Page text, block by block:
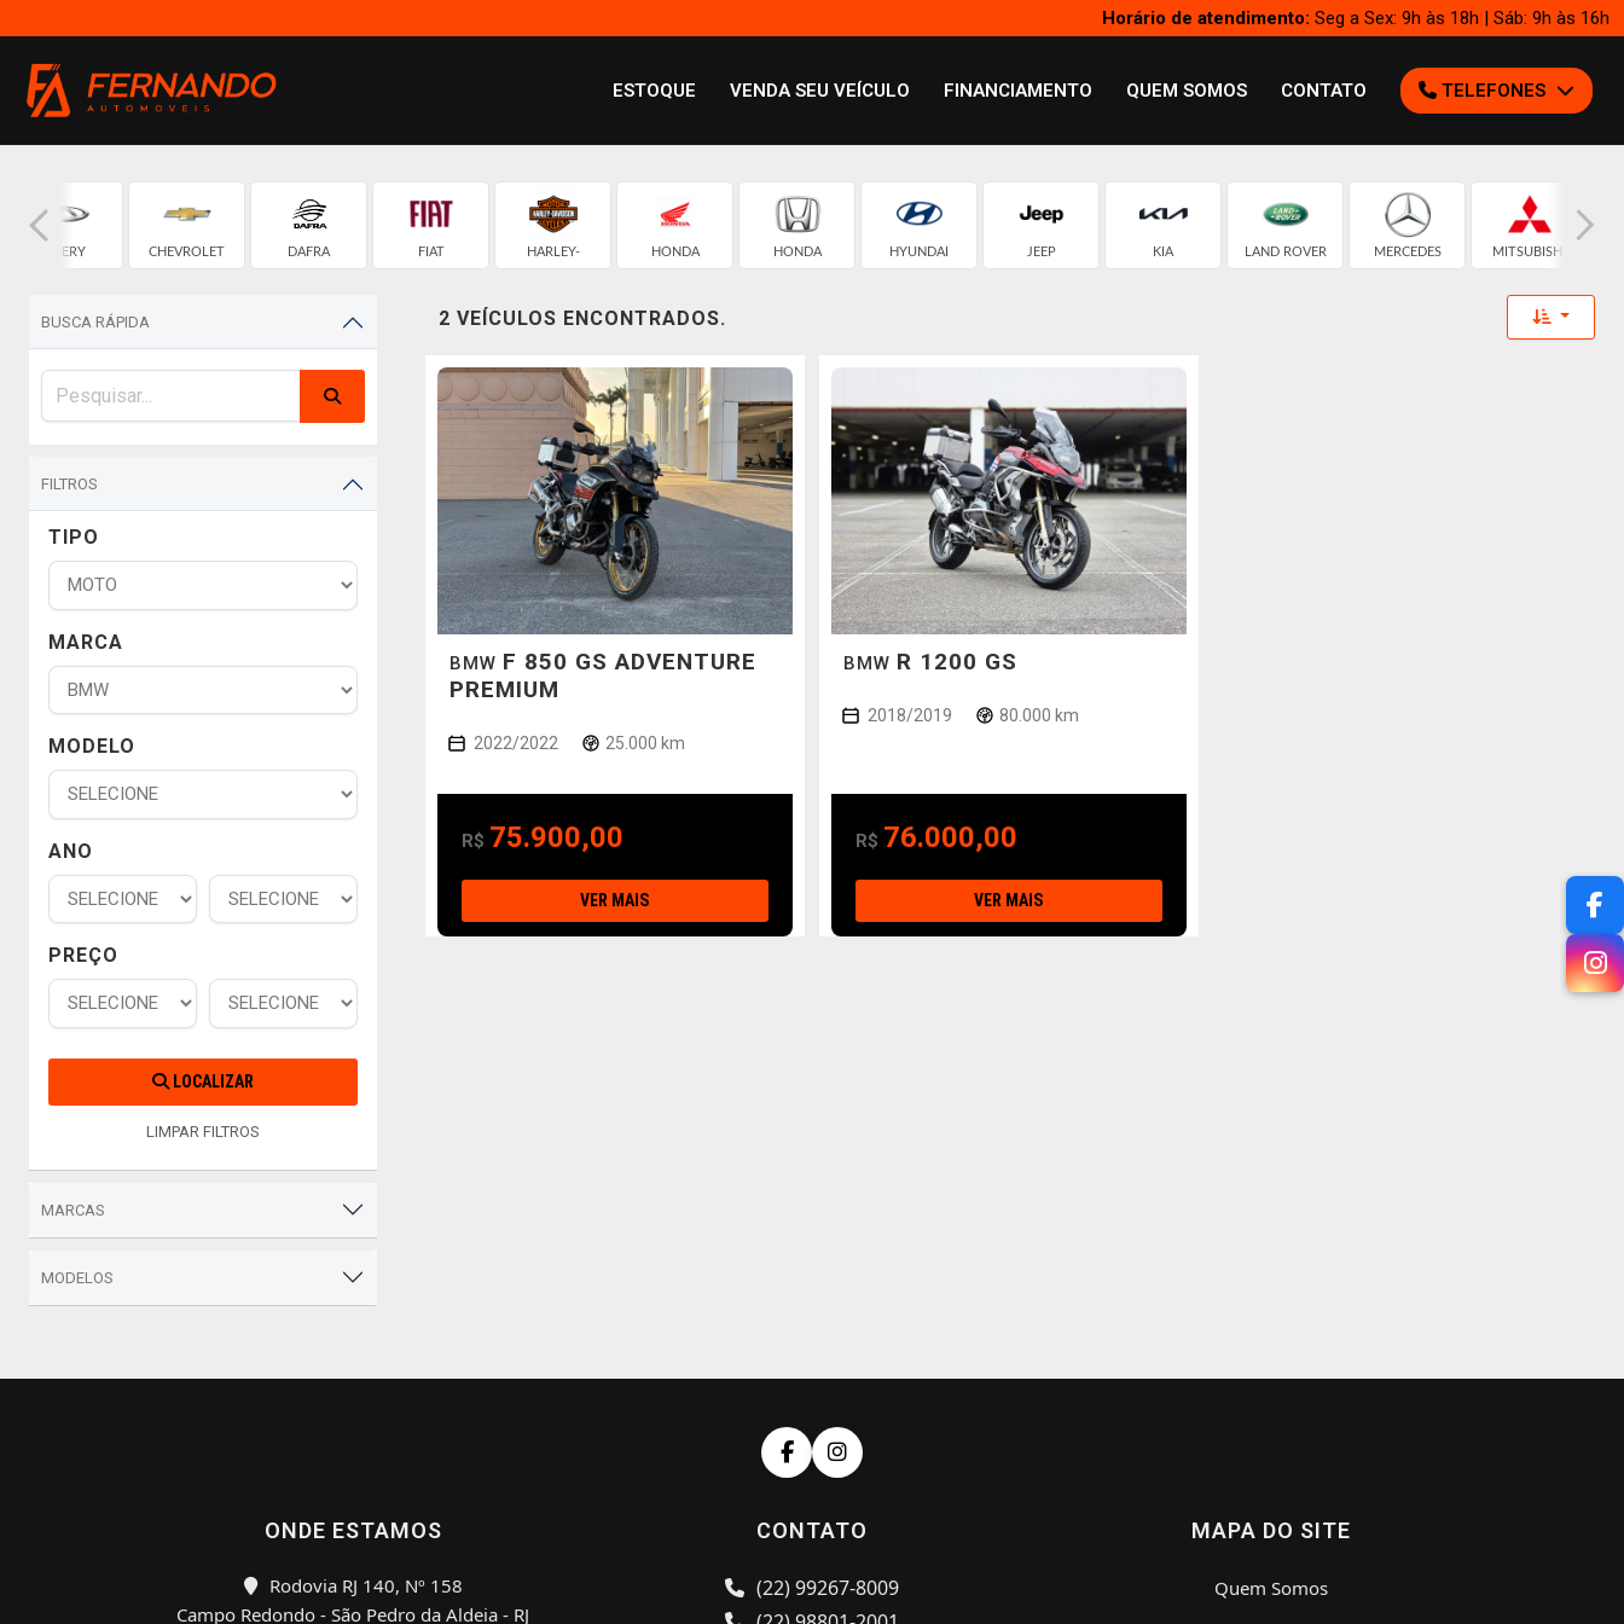
Horário de atendimento: Seg a Sex: 9h às 18h | Sáb: 9h às 16h
ESTOQUE VENDA SEU VEÍCULO FINANCIAMENTO QUEM SOMOS CONTATO TELEFONES
CHERY CHEVROLET DAFRA FIAT HARLEY- HONDA HONDA HYUNDAI JEEP KIA LAND ROVER MERCEDES MITSUBISHI
BUSCA RÁPIDA
FILTROS
TIPO
MARCA
MODELO
ANO
PREÇO
LOCALIZAR
LIMPAR FILTROS
MARCAS
MODELOS
2 VEÍCULOS ENCONTRADOS. Toggle
BMW F 850 GS ADVENTURE
PREMIUM
2022/2022 25.000 km
R$ 75.900,00
VER MAIS
BMW R 1200 GS
2018/2019 80.000 km
R$ 76.000,00
VER MAIS
ONDE ESTAMOS
Rodovia RJ 140, Nº 158
Campo Redondo - São Pedro da Aldeia - RJ
CONTATO
(22) 99267-8009
MAPA DO SITE
Quem Somos